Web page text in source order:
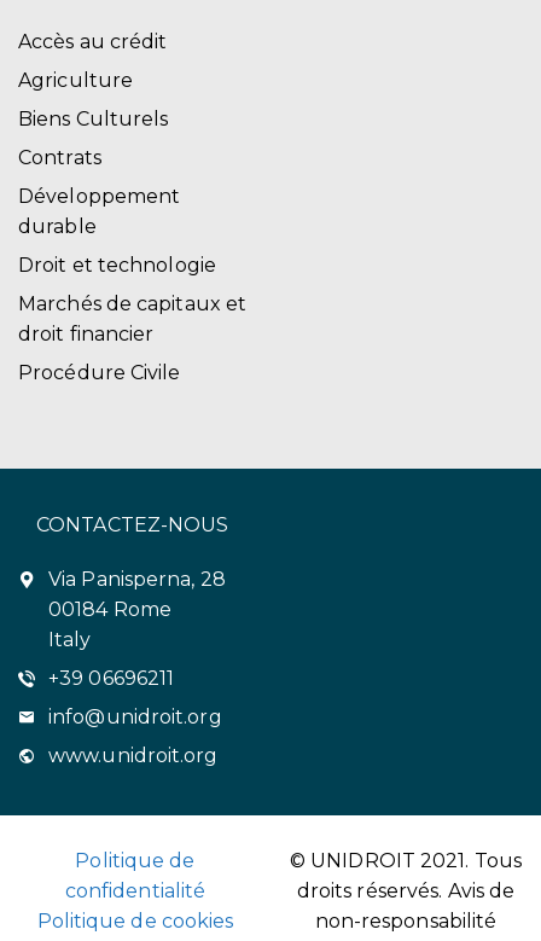
Accès au crédit
Agriculture
Biens Culturels
Contrats
Développement
durable
Droit et technologie
Marchés de capitaux et
droit financier
Procédure Civile
CONTACTEZ-NOUS
Via Panisperna, 28
00184 Rome
Italy
+39 06696211
info@unidroit.org
www.unidroit.org
Politique de
confidentialité
Politique de cookies
© UNIDROIT 2021. Tous
droits réservés. Avis de
non-responsabilité